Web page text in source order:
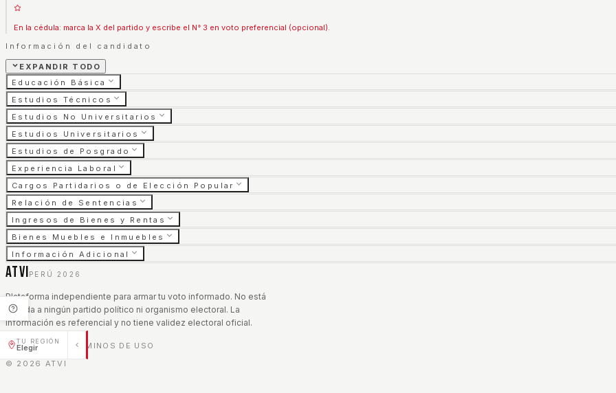
TU REGIÓN
Elegir
En la cédula: marca la X del partido y escribe el N° 3 en voto preferencial (opcional).
Información del candidato
EXPANDIR TODO
Educación Básica
Estudios Técnicos
Estudios No Universitarios
Estudios Universitarios
Estudios de Posgrado
Experiencia Laboral
Cargos Partidarios o de Elección Popular
Relación de Sentencias
Ingresos de Bienes y Rentas
Bienes Muebles e Inmuebles
Información Adicional
ATVI PERÚ 2026
Plataforma independiente para armar tu voto informado. No está
afiliada a ningún partido político ni organismo electoral. La
información es referencial y no tiene validez electoral oficial.
AVISO LEGAL
TÉRMINOS DE USO
© 2026 ATVI